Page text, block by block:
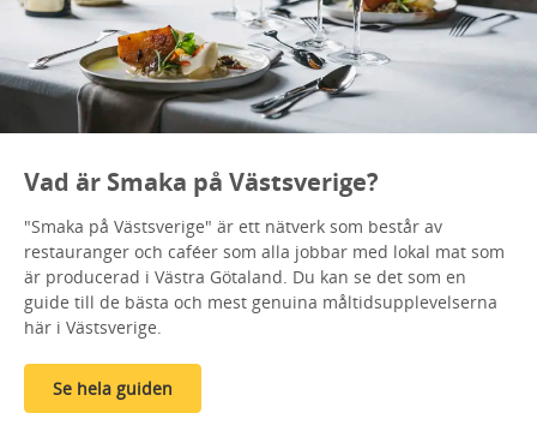
Vad är Smaka på Västsverige?
"Smaka på Västsverige" är ett nätverk som består av
restauranger och caféer som alla jobbar med lokal mat som
är producerad i Västra Götaland. Du kan se det som en
guide till de bästa och mest genuina måltidsupplevelserna
här i Västsverige.
Se hela guiden